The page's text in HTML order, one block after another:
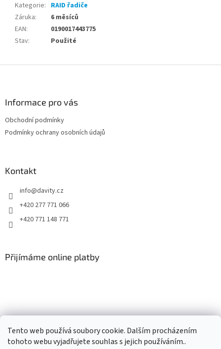
Tento web používá soubory cookie. Dalším procházením
tohoto webu vyjadřujete souhlas s jejich používáním..
Kategorie: RAID řadiče
Záruka:
6 měsíců
EAN:
0190017443775
Stav: Použité
Informace pro vás
Obchodní podmínky
Podmínky ochrany osobních údajů
Kontakt
info@davity.cz
+420 277 771 066
+420 771 148 771
Přijímáme online platby